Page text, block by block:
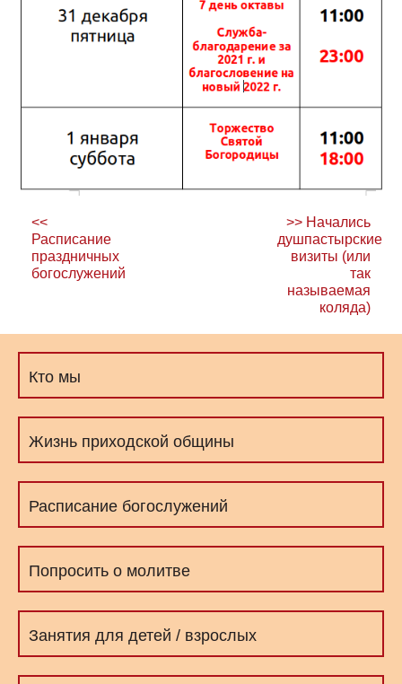
Кто мы
Жизнь приходской общины
Расписание богослужений
Попросить о молитве
Занятия для детей / взрослых
по
записям
<<
Расписание
праздничных
богослужений
>> Начались
душпастырские
визиты (или
так
называемая
коляда)